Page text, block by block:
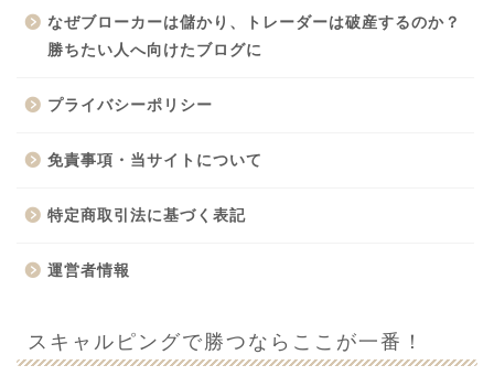
なぜブローカーは儲かり、トレーダーは破産するのか？
勝ちたい人へ向けたブログに
プライバシーポリシー
免責事項・当サイトについて
特定商取引法に基づく表記
運営者情報
スキャルピングで勝つならここが一番！